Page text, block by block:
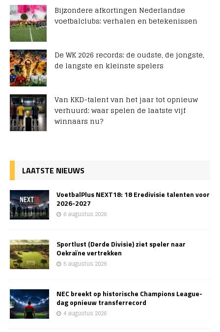
Bijzondere afkortingen Nederlandse
voetbalclubs: verhalen en betekenissen
De WK 2026 records: de oudste, de jongste,
de langste en kleinste spelers
Van KKD-talent van het jaar tot opnieuw
verhuurd: waar spelen de laatste vijf
winnaars nu?
LAATSTE NIEUWS
VoetbalPlus NEXT18: 18 Eredivisie talenten voor
2026-2027
6 augustus 2026
Sportlust (Derde Divisie) ziet speler naar
Oekraïne vertrekken
5 augustus 2026
NEC breekt op historische Champions League-
dag opnieuw transferrecord
4 augustus 2026